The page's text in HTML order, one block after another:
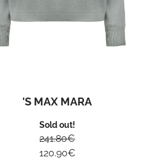
'S MAX MARA
Sold out!
241.80€
120.90€